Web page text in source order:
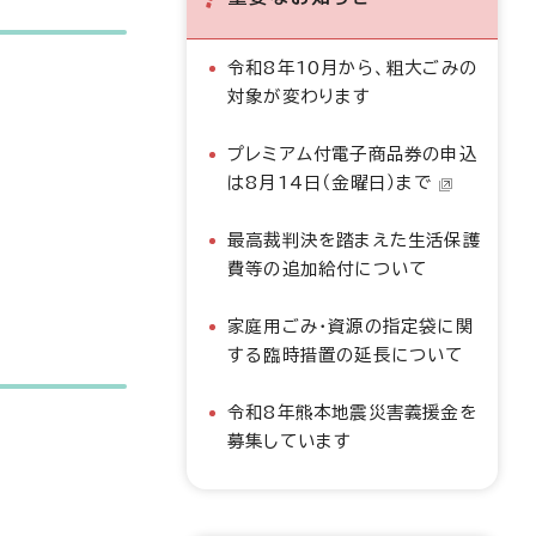
令和8年10月から、粗大ごみの
対象が変わります
プレミアム付電子商品券の申込
は8月14日（金曜日）まで
最高裁判決を踏まえた生活保護
費等の追加給付について
家庭用ごみ・資源の指定袋に関
する臨時措置の延長について
令和8年熊本地震災害義援金を
募集しています